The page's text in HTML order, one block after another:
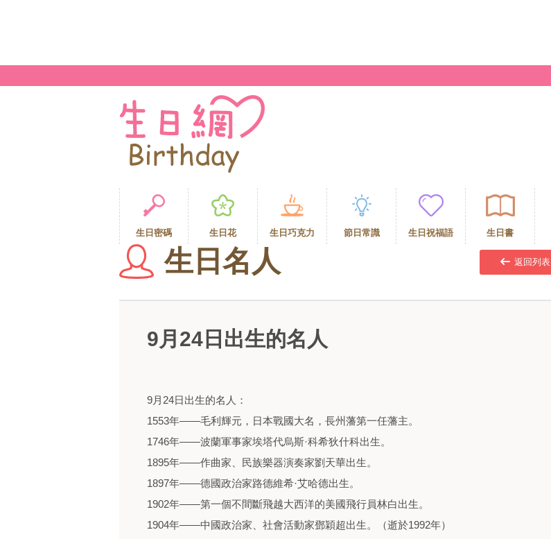
生日密碼 生日花 生日巧克力 節日常識 生日祝福語 生日書
生日名人 返回列表
9月24日出生的名人
9月24日出生的名人：
1553年——毛利輝元，日本戰國大名，長州藩第一任藩主。
1746年——波蘭軍事家埃塔代烏斯·科希狄什科出生。
1895年——作曲家、民族樂器演奏家劉天華出生。
1897年——德國政治家路德維希·艾哈德出生。
1902年——第一個不間斷飛越大西洋的美國飛行員林白出生。
1904年——中國政治家、社會活動家鄧穎超出生。（逝於1992年）